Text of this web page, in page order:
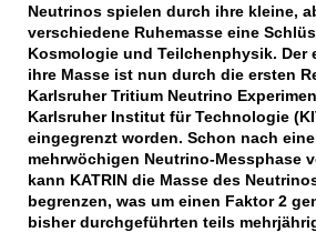
Neutrinos spielen durch ihre kleine,
verschiedene Ruhemasse eine
Kosmologie und Teilchenphysik. Der
ihre Masse ist nun durch die ersten
Karlsruher Tritium Neutrino
Karlsruher Institut für Technologie
eingegrenzt worden. Schon nach
mehrwöchigen Neutrino-Messphase
kann KATRIN die Masse des
begrenzen, was um einen Faktor 2
bisher durchgeführten teils